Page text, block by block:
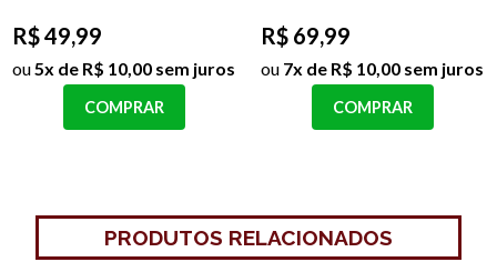
R$ 49,99
ou 5x de R$ 10,00 sem juros
COMPRAR
R$ 69,99
ou 7x de R$ 10,00 sem juros
COMPRAR
PRODUTOS RELACIONADOS